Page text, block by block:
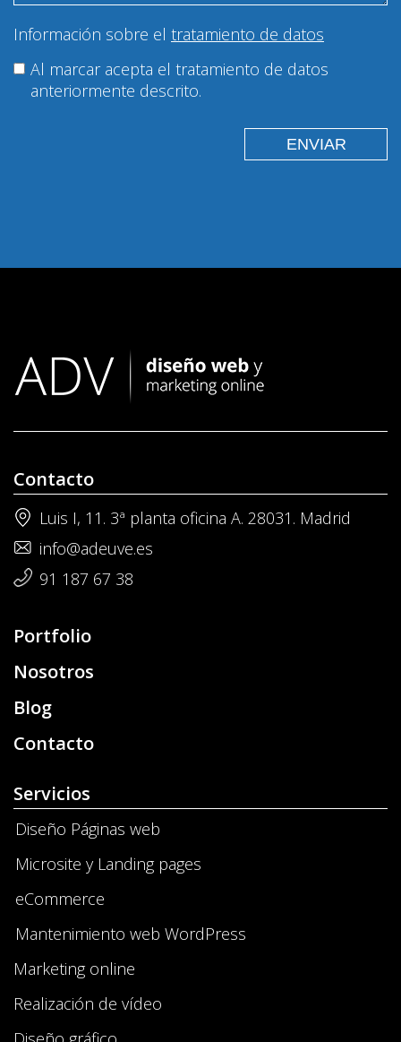
Información sobre el tratamiento de datos
Al marcar acepta el tratamiento de datos
anteriormente descrito.
Contacto
Luis I, 11. 3ª planta oficina A. 28031. Madrid
info@adeuve.es
91 187 67 38
Portfolio
Nosotros
Blog
Contacto
Servicios
Diseño Páginas web
Microsite y Landing pages
eCommerce
Mantenimiento web WordPress
Marketing online
Realización de vídeo